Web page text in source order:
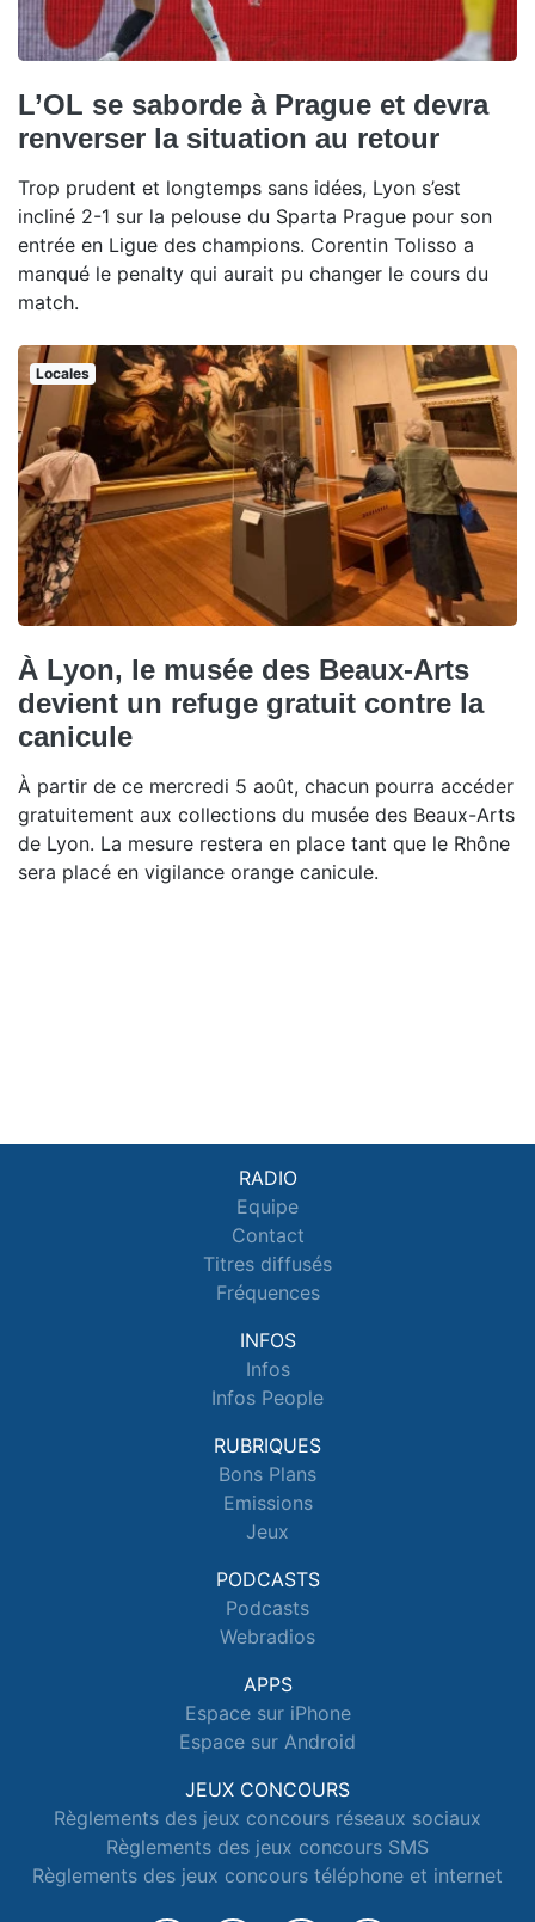
L’OL se saborde à Prague et devra
renverser la situation au retour
Trop prudent et longtemps sans idées, Lyon s’est
incliné 2-1 sur la pelouse du Sparta Prague pour son
entrée en Ligue des champions. Corentin Tolisso a
manqué le penalty qui aurait pu changer le cours du
match.
Locales
À Lyon, le musée des Beaux-Arts
devient un refuge gratuit contre la
canicule
À partir de ce mercredi 5 août, chacun pourra accéder
gratuitement aux collections du musée des Beaux-Arts
de Lyon. La mesure restera en place tant que le Rhône
sera placé en vigilance orange canicule.
RADIO
Equipe
Contact
Titres diffusés
Fréquences
INFOS
Infos
Infos People
RUBRIQUES
Bons Plans
Emissions
Jeux
PODCASTS
Podcasts
Webradios
APPS
Espace sur iPhone
Espace sur Android
JEUX CONCOURS
Règlements des jeux concours réseaux sociaux
Règlements des jeux concours SMS
Règlements des jeux concours téléphone et internet